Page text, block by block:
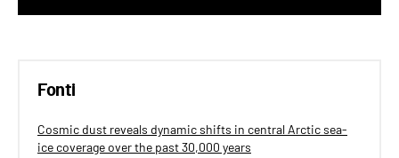
Fonti
Cosmic dust reveals dynamic shifts in central Arctic sea-
ice coverage over the past 30,000 years